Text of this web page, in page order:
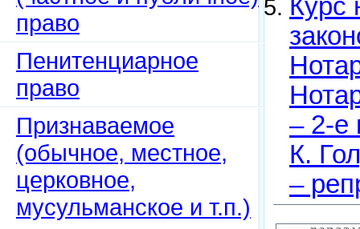
право
Пенитенциарное
право
Признаваемое
(обычное, местное,
церковное,
мусульманское и т.п.)
Курс
– 2-е
К.
–